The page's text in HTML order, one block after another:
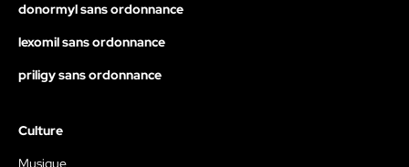
donormyl sans ordonnance
lexomil sans ordonnance
priligy sans ordonnance
Culture
Musique